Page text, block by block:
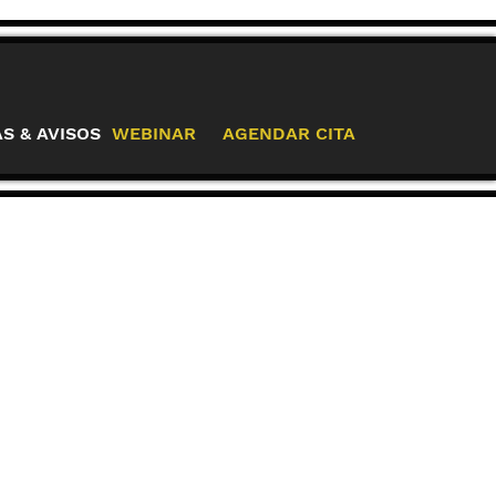
& AVISOS WEBINAR AGENDAR CITA